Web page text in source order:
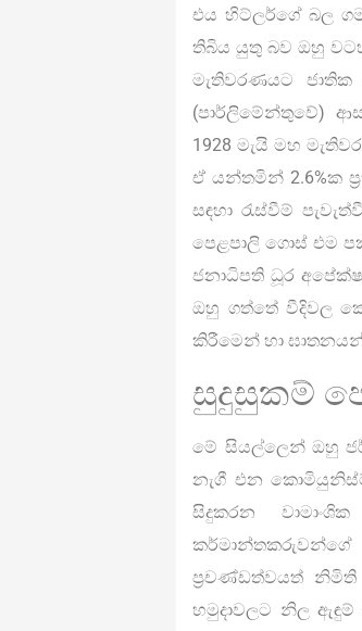
එය හිට්ලර්ගේ බල
තිබිය යුතු බව ඔහු
මැතිවරණයට ජාතික
(පාර්ලිමේන්තුවේ)
1928 මැයි මහ
ඒ යන්තමින් 2.6%ක
සඳහා රැස්වීම්
පෙළපාලි ගොස් එම
ජනාධිපති ධූර
ඔහු ගත්තේ වීදිවල
කිරීමෙන් හා
සුදුසුකම්
මේ සියල්ලෙන් ඔහු
නැගී එන
සිදුකරන
ප්‍රචණ්ඩත්වයත්
හමුදාවලට නිල